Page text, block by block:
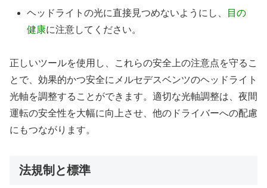
ヘッドライトの光に直接見つめないようにし、
目の
健康に注意してください。
正しいツールを使用し、これらの安全上の注意点を守るこ
とで、効果的かつ安全にメルセデスベンツのヘッドライト
光軸を調整することができます。適切な光軸調整は、夜間
運転の安全性を大幅に向上させ、他のドライバーへの配慮
にもつながります。
法規制と標準